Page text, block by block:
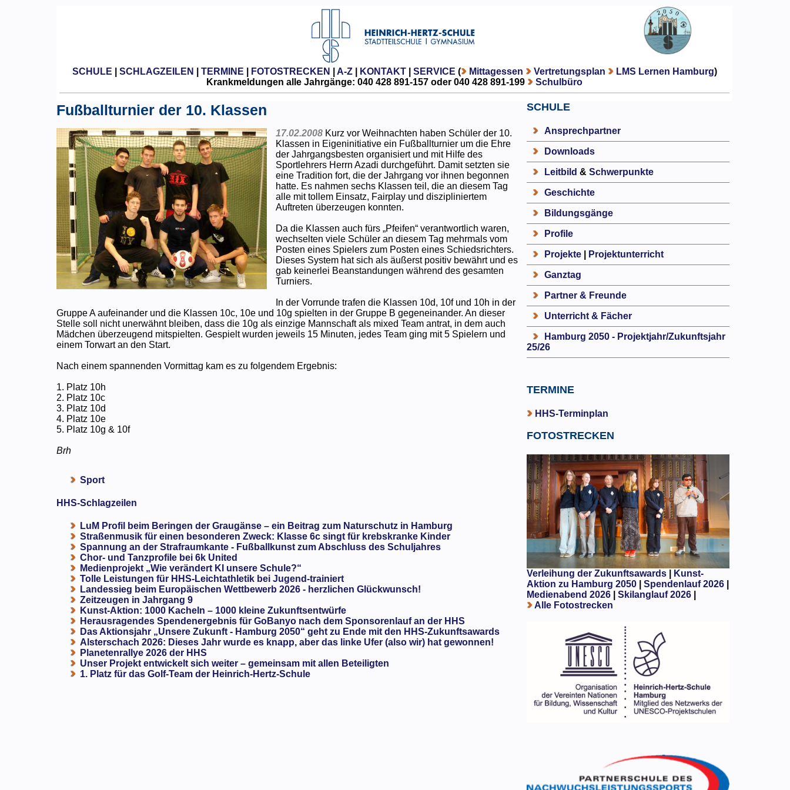
SCHULE SCHLAGZEILEN TERMINE FOTOSTRECKEN A-Z| KONTAKT| SERVICE ( Mittagessen Vertretungsplan LMS Lernen Hamburg)
Krankmeldungen alle Jahrgänge: 040 428 891-157 oder 040 428 891-199
Schulbüro
Fußballturnier der 10. Klassen
17.02.2008 Kurz vor Weihnachten haben Schüler der 10.
Klassen in Eigeninitiative ein Fußballturnier um die Ehre
der Jahrgangsbesten organisiert und mit Hilfe des
Sportlehrers Herrn Azadi durchgeführt. Damit setzten sie
eine Tradition fort, die der Jahrgang vor ihnen begonnen
hatte. Es nahmen sechs Klassen teil, die an diesem Tag
alle mit tollem Einsatz, Fairplay und diszipliniertem
Auftreten überzeugen konnten.
Da die Klassen auch fürs „Pfeifen“ verantwortlich waren,
wechselten viele Schüler an diesem Tag mehrmals vom
Posten eines Spielers zum Posten eines Schiedsrichters.
Dieses System hat sich als äußerst positiv bewährt und es
gab keinerlei Beanstandungen während des gesamten
Turniers.
In der Vorrunde trafen die Klassen 10d, 10f und 10h in der
Gruppe A aufeinander und die Klassen 10c, 10e und 10g spielten in der Gruppe B gegeneinander. An dieser
Stelle soll nicht unerwähnt bleiben, dass die 10g als einzige Mannschaft als mixed Team antrat, in dem auch
Mädchen überzeugend mitspielten. Gespielt wurden jeweils 15 Minuten, jedes Team ging mit 5 Spielern und
einem Torwart an den Start.
Nach einem spannenden Vormittag kam es zu folgendem Ergebnis:
1. Platz 10h
2. Platz 10c
3. Platz 10d
4. Platz 10e
5. Platz 10g & 10f
Brh
Sport
HHS-Schlagzeilen
LuM Profil beim Beringen der Graugänse – ein Beitrag zum Naturschutz in Hamburg
Straßenmusik für einen besonderen Zweck: Klasse 6c singt für krebskranke Kinder
Spannung an der Strafraumkante - Fußballkunst zum Abschluss des Schuljahres
Chor- und Tanzprofile bei 6k United
Medienprojekt „Wie verändert KI unsere Schule?“
Tolle Leistungen für HHS-Leichtathletik bei Jugend-trainiert
Landessieg beim Europäischen Wettbewerb 2026 - herzlichen Glückwunsch!
Zeitzeugen in Jahrgang 9
Kunst-Aktion: 1000 Kacheln – 1000 kleine Zukunftsentwürfe
Herausragendes Spendenergebnis für GoBanyo nach dem Sponsorenlauf an der HHS
Das Aktionsjahr „Unsere Zukunft - Hamburg 2050“ geht zu Ende mit den HHS-Zukunftsawards
Alsterschach 2026: Dieses Jahr wurde es knapp, aber das linke Ufer (also wir) hat gewonnen!
Planetenrallye 2026 der HHS
Unser Projekt entwickelt sich weiter – gemeinsam mit allen Beteiligten
1. Platz für das Golf-Team der Heinrich-Hertz-Schule
SCHULE
Ansprechpartner
Downloads
Leitbild & Schwerpunkte
Geschichte
Bildungsgänge
Profile
Projekte| Projektunterricht
Ganztag
Partner & Freunde
Unterricht & Fächer
Hamburg 2050 - Projektjahr/Zukunftsjahr
25/26
TERMINE
HHS-Terminplan
FOTOSTRECKEN
Verleihung der Zukunftsawards|
Kunst-
Aktion zu Hamburg 2050
Spendenlauf 2026|
Medienabend 2026| Skilanglauf 2026|
Alle Fotostrecken